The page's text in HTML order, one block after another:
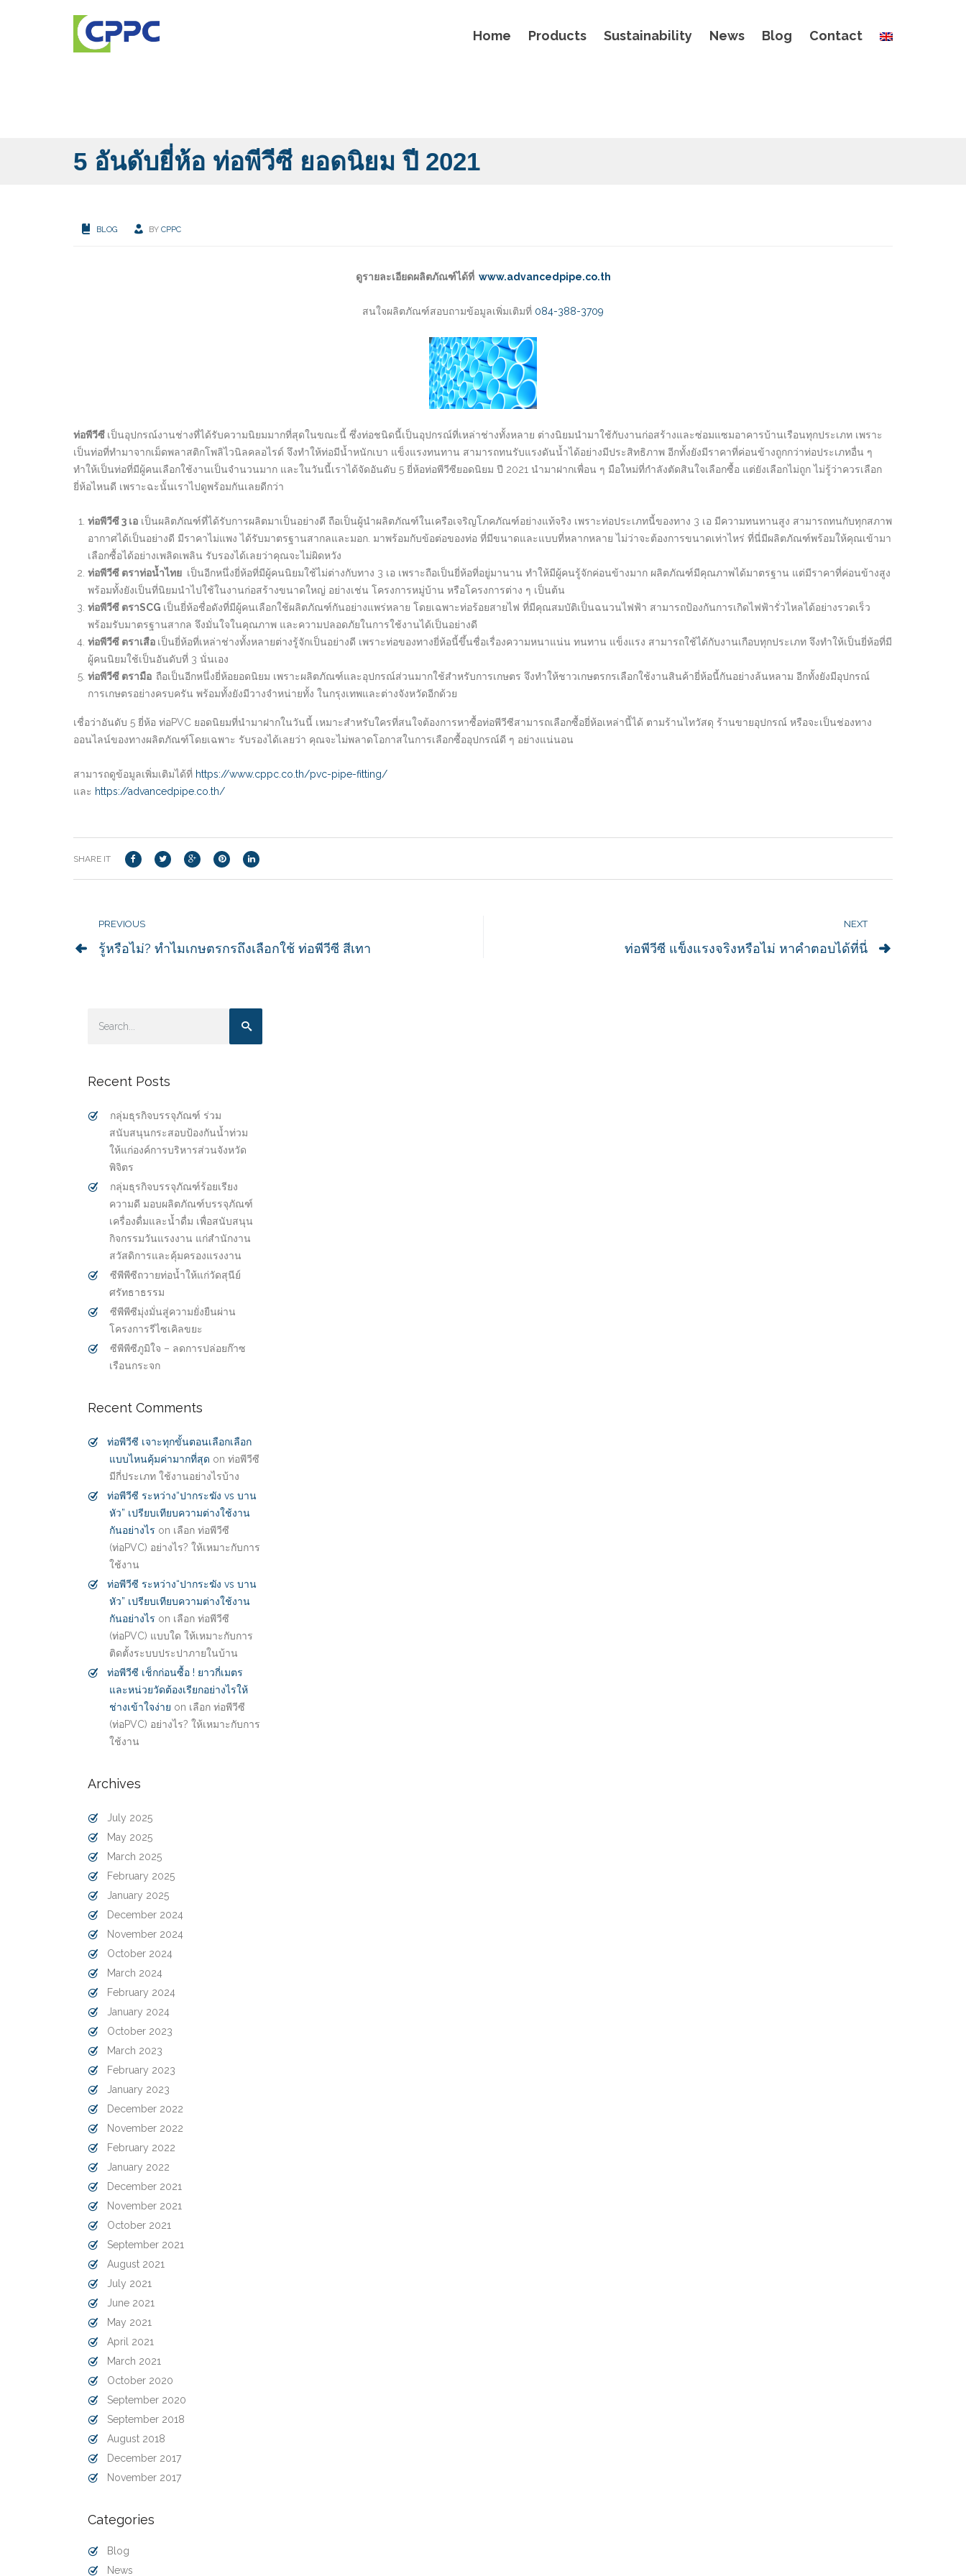
Home Products Sustainability News Blog Contact
5 อันดับยี่ห้อ ท่อพีวีซี ยอดนิยม ปี 2021
BLOG BY CPPC
ดูรายละเอียดผลิตภัณฑ์ได้ที่ www.advancedpipe.co.th
สนใจผลิตภัณฑ์สอบถามข้อมูลเพิ่มเติมที่ 084-388-3709
ท่อพีวีซี เป็นอุปกรณ์งานช่างที่ได้รับความนิยมมากที่สุดในขณะนี้ ซึ่งท่อชนิดนี้เป็นอุปกรณ์ที่เหล่าช่างทั้งหลาย ต่างนิยมนำมาใช้กับงานก่อสร้างและซ่อมแซมอาคารบ้านเรือนทุกประเภท เพราะ
เป็นท่อที่ทำมาจากเม็ดพลาสติกโพลิไวนิลคลอไรด์ จึงทำให้ท่อมีน้ำหนักเบา แข็งแรงทนทาน สามารถทนรับแรงดันน้ำได้อย่างมีประสิทธิภาพ อีกทั้งยังมีราคาที่ค่อนข้างถูกกว่าท่อประเภทอื่น ๆ
ทำให้เป็นท่อที่มีผู้คนเลือกใช้งานเป็นจำนวนมาก และในวันนี้เราได้จัดอันดับ 5 ยี่ห้อท่อพีวีซียอดนิยม ปี 2021 นำมาฝากเพื่อน ๆ มือใหม่ที่กำลังตัดสินใจเลือกซื้อ แต่ยังเลือกไม่ถูก ไม่รู้ว่าควรเลือก
ยี่ห้อไหนดี เพราะฉะนั้นเราไปดูพร้อมกันเลยดีกว่า
ท่อพีวีซี 3 เอ เป็นผลิตภัณฑ์ที่ได้รับการผลิตมาเป็นอย่างดี ถือเป็นผู้นำผลิตภัณฑ์ในเครือเจริญโภคภัณฑ์อย่างแท้จริง เพราะท่อประเภทนี้ของทาง 3 เอ มีความทนทานสูง สามารถทนกับทุกสภาพ
อากาศได้เป็นอย่างดี มีราคาไม่แพง ได้รับมาตรฐานสากลและมอก. มาพร้อมกับข้อต่อของท่อ ที่มีขนาดและแบบที่หลากหลาย ไม่ว่าจะต้องการขนาดเท่าไหร่ ที่นี่มีผลิตภัณฑ์พร้อมให้คุณเข้ามา
เลือกซื้อได้อย่างเพลิดเพลิน รับรองได้เลยว่าคุณจะไม่ผิดหวัง
ท่อพีวีซี ตราท่อน้ำไทย เป็นอีกหนึ่งยี่ห้อที่มีผู้คนนิยมใช้ไม่ต่างกับทาง 3 เอ เพราะถือเป็นยี่ห้อที่อยู่มานาน ทำให้มีผู้คนรู้จักค่อนข้างมาก ผลิตภัณฑ์มีคุณภาพได้มาตรฐาน แต่มีราคาที่ค่อนข้างสูง
พร้อมทั้งยังเป็นที่นิยมนำไปใช้ในงานก่อสร้างขนาดใหญ่ อย่างเช่น โครงการหมู่บ้าน หรือโครงการต่าง ๆ เป็นต้น
ท่อพีวีซี ตราSCG เป็นยี่ห้อชื่อดังที่มีผู้คนเลือกใช้ผลิตภัณฑ์กันอย่างแพร่หลาย โดยเฉพาะท่อร้อยสายไฟ ที่มีคุณสมบัติเป็นฉนวนไฟฟ้า สามารถป้องกันการเกิดไฟฟ้ารั่วไหลได้อย่างรวดเร็ว
พร้อมรับมาตรฐานสากล จึงมั่นใจในคุณภาพ และความปลอดภัยในการใช้งานได้เป็นอย่างดี
ท่อพีวีซี ตราเสือ เป็นยี่ห้อที่เหล่าช่างทั้งหลายต่างรู้จักเป็นอย่างดี เพราะท่อของทางยี่ห้อนี้ขึ้นชื่อเรื่องความหนาแน่น ทนทาน แข็งแรง สามารถใช้ได้กับงานเกือบทุกประเภท จึงทำให้เป็นยี่ห้อที่มี
ผู้คนนิยมใช้เป็นอันดับที่ 3 นั่นเอง
ท่อพีวีซี ตรามือ ถือเป็นอีกหนึ่งยี่ห้อยอดนิยม เพราะผลิตภัณฑ์และอุปกรณ์ส่วนมากใช้สำหรับการเกษตร จึงทำให้ชาวเกษตรกรเลือกใช้งานสินค้ายี่ห้อนี้กันอย่างล้นหลาม อีกทั้งยังมีอุปกรณ์
การเกษตรอย่างครบครัน พร้อมทั้งยังมีวางจำหน่ายทั้ง ในกรุงเทพและต่างจังหวัดอีกด้วย
เชื่อว่าอันดับ 5 ยี่ห้อ ท่อPVC ยอดนิยมที่นำมาฝากในวันนี้ เหมาะสำหรับใครที่สนใจต้องการหาซื้อท่อพีวีซีสามารถเลือกซื้อยี่ห้อเหล่านี้ได้ ตามร้านไทวัสดุ ร้านขายอุปกรณ์ หรือจะเป็นช่องทาง
ออนไลน์ของทางผลิตภัณฑ์โดยเฉพาะ รับรองได้เลยว่า คุณจะไม่พลาดโอกาสในการเลือกซื้ออุปกรณ์ดี ๆ อย่างแน่นอน
สามารถดูข้อมูลเพิ่มเติมได้ที่ https://www.cppc.co.th/pvc-pipe-fitting/
และ https://advancedpipe.co.th/
SHARE IT
PREVIOUS
รู้หรือไม่? ทำไมเกษตรกรถึงเลือกใช้ ท่อพีวีซี สีเทา
NEXT
ท่อพีวีซี แข็งแรงจริงหรือไม่ หาคำตอบได้ที่นี่
Recent Posts
กลุ่มธุรกิจบรรจุภัณฑ์ ร่วม
สนับสนุนกระสอบป้องกันน้ำท่วม
ให้แก่องค์การบริหารส่วนจังหวัด
พิจิตร
กลุ่มธุรกิจบรรจุภัณฑ์ร้อยเรียง
ความดี มอบผลิตภัณฑ์บรรจุภัณฑ์
เครื่องดื่มและน้ำดื่ม เพื่อสนับสนุน
กิจกรรมวันแรงงาน แก่สำนักงาน
สวัสดิการและคุ้มครองแรงงาน
ซีพีพีซีถวายท่อน้ำให้แก่วัดสุนีย์
ศรัทธาธรรม
ซีพีพีซีมุ่งมั่นสู่ความยั่งยืนผ่าน
โครงการรีไซเคิลขยะ
ซีพีพีซีภูมิใจ – ลดการปล่อยก๊าซ
เรือนกระจก
Recent Comments
ท่อพีวีซี เจาะทุกขั้นตอนเลือกเลือก
แบบไหนคุ้มค่ามากที่สุด on ท่อพีวีซี
มีกี่ประเภท ใช้งานอย่างไรบ้าง
ท่อพีวีซี ระหว่าง“ปากระฆัง vs บาน
หัว” เปรียบเทียบความต่างใช้งาน
กันอย่างไร on เลือก ท่อพีวีซี
(ท่อPVC) อย่างไร? ให้เหมาะกับการ
ใช้งาน
ท่อพีวีซี ระหว่าง“ปากระฆัง vs บาน
หัว” เปรียบเทียบความต่างใช้งาน
กันอย่างไร on เลือก ท่อพีวีซี
(ท่อPVC) แบบใด ให้เหมาะกับการ
ติดตั้งระบบประปาภายในบ้าน
ท่อพีวีซี เช็กก่อนซื้อ ! ยาวกี่เมตร
และหน่วยวัดต้องเรียกอย่างไรให้
ช่างเข้าใจง่าย on เลือก ท่อพีวีซี
(ท่อPVC) อย่างไร? ให้เหมาะกับการ
ใช้งาน
Archives
July 2025
May 2025
March 2025
February 2025
January 2025
December 2024
November 2024
October 2024
March 2024
February 2024
January 2024
October 2023
March 2023
February 2023
January 2023
December 2022
November 2022
February 2022
January 2022
December 2021
November 2021
October 2021
September 2021
August 2021
July 2021
June 2021
May 2021
April 2021
March 2021
October 2020
September 2020
September 2018
August 2018
December 2017
November 2017
Categories
Blog
News